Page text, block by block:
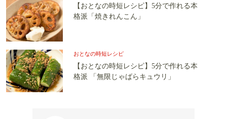
【おとなの時短レシピ】5分で作れる本
格派「焼きれんこん」
おとなの時短レシピ
【おとなの時短レシピ】5分で作れる本
格派 「無限じゃばらキュウリ」